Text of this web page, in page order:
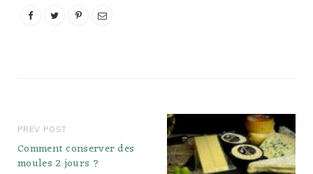
PREV POST
Comment conserver des
moules 2 jours ?